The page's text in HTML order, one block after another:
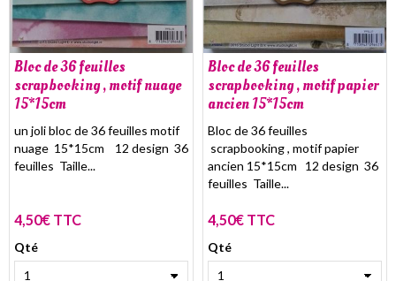
Bloc de 36 feuilles
scrapbooking , motif nuage
15*15cm
un joli bloc de 36 feuilles motif
nuage 15*15cm 12 design 36
feuilles Taille...
4,50€ TTC
Qté
Bloc de 36 feuilles
scrapbooking , motif papier
ancien 15*15cm
Bloc de 36 feuilles
scrapbooking , motif papier
ancien 15*15cm 12 design 36
feuilles Taille...
4,50€ TTC
Qté